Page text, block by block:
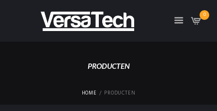
0
PRODUCTEN
HOME PRODUCTEN